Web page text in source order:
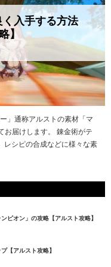
入手する方法
】
」通称アルストの素材「マ
お届けします。 錬金術がテ
レシピの合成などに様々な素
ピオン」の攻略【アルスト攻略】
【アルスト攻略】